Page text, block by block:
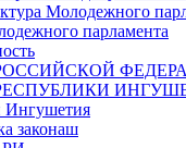
Молодежного
парламента
Ингушетия
законаш